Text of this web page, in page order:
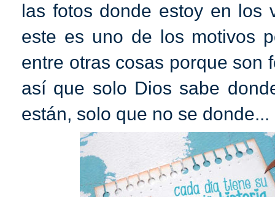
las fotos donde estoy en los
este es uno de los motivos
entre otras cosas porque son
así que solo Dios sabe
están, solo que no se donde...